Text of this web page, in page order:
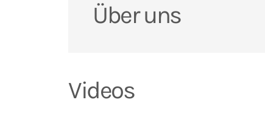
Über uns
Videos